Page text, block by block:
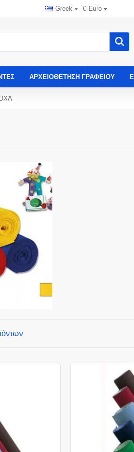
Greek € Euro
ΑΡΧΕΙΟΘΈΤΗΣΗ ΓΡΑΦΕΊΟΥ